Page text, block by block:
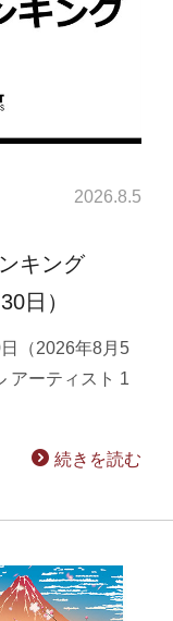
2026.8.5
キング
日）
（2026年8月5
アーティスト 1
続きを読む